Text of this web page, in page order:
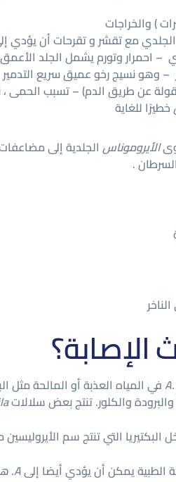
) والخراجات
مع تقشر و تقرحات أن يؤدي
– احمرار وتورم يشمل الجلد الأعمق
– وهو نسيج رخو عميق سريع
عن طريق الدم) – تسبب الحمى
خطيرًا للغاية
الأيروموناس الجلدية إلى
.
في المياه العذبة أو المالحة مثل
والبرودة والكلور. تنتج بعض سلالات
التي تنتج سم
الطبية يمكن أن يؤدي أيضا إلىA. هايدروفيلا